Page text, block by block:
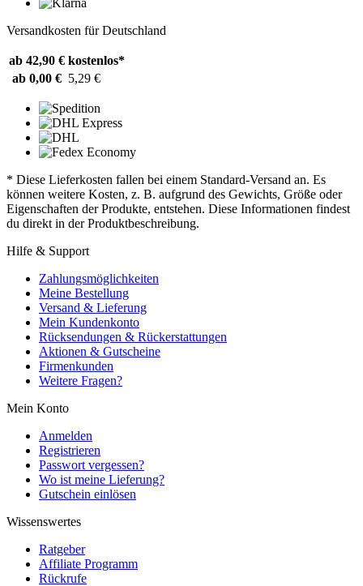
Versandkosten für Deutschland
ab 42,90 € kostenlos*
ab 0,00 € 5,29 €
* Diese Lieferkosten fallen bei einem Standard-Versand an. Es
können weitere Kosten, z. B. aufgrund des Gewichts, Größe oder
Eigenschaften der Produkte, entstehen. Diese Informationen findest
du direkt in der Produktbeschreibung.
Hilfe & Support
Zahlungsmöglichkeiten
Meine Bestellung
Versand & Lieferung
Mein Kundenkonto
Rücksendungen & Rückerstattungen
Aktionen & Gutscheine
Firmenkunden
Weitere Fragen?
Mein Konto
Anmelden
Registrieren
Passwort vergessen?
Wo ist meine Lieferung?
Gutschein einlösen
Wissenswertes
Ratgeber
Affiliate Programm
Rückrufe